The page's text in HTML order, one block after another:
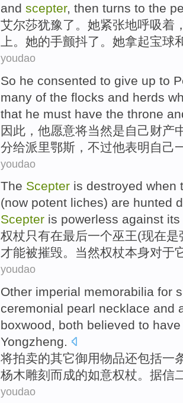
and scepter, then turns to the
艾尔莎犹豫了 。 她紧张地呼吸着
上。 她的手颤抖了 。她拿起宝球
youdao
So he consented to give up to
many of the flocks and herds
that he must have the throne
因此 ， 他愿意将当然是自己财产
分给派里鄂斯， 不过他表明 自己
youdao
The Scepter is destroyed when
(now potent liches) are hunted
Scepter is powerless against its
权杖只有在最后一个巫王(现在是
才能被摧毁。 当然权杖本身对于
youdao
Other imperial memorabilia for
ceremonial pearl necklace and
boxwood, both believed to
Yongzheng.
将拍卖的其它御用物品还包括一
杨木雕刻而成的如意权杖。 据信
youdao